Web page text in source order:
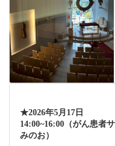
★2026年5月17日
14:00~16:00（がん患者
みのお）